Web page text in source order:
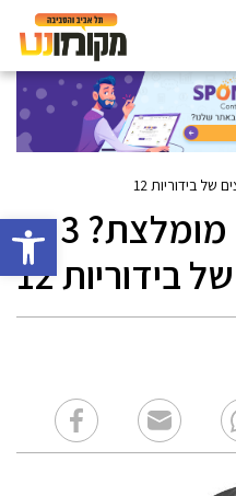
פתח בידורית 12 אינץ' מומלצת? 3
בידוריות 12